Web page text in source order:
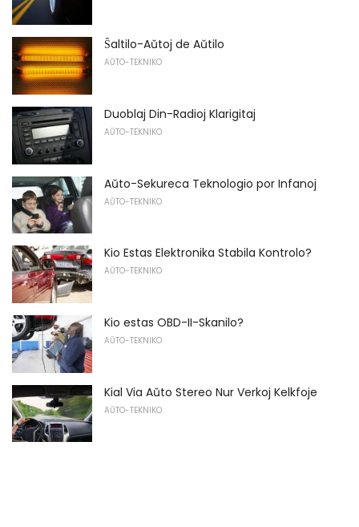
Ŝaltilo-Aŭtoj de Aŭtilo
AŬTO-TEKNIKO
Duoblaj Din-Radioj Klarigitaj
AŬTO-TEKNIKO
Aŭto-Sekureca Teknologio por Infanoj
AŬTO-TEKNIKO
Kio Estas Elektronika Stabila Kontrolo?
AŬTO-TEKNIKO
Kio estas OBD-II-Skanilo?
AŬTO-TEKNIKO
Kial Via Aŭto Stereo Nur Verkoj Kelkfoje
AŬTO-TEKNIKO